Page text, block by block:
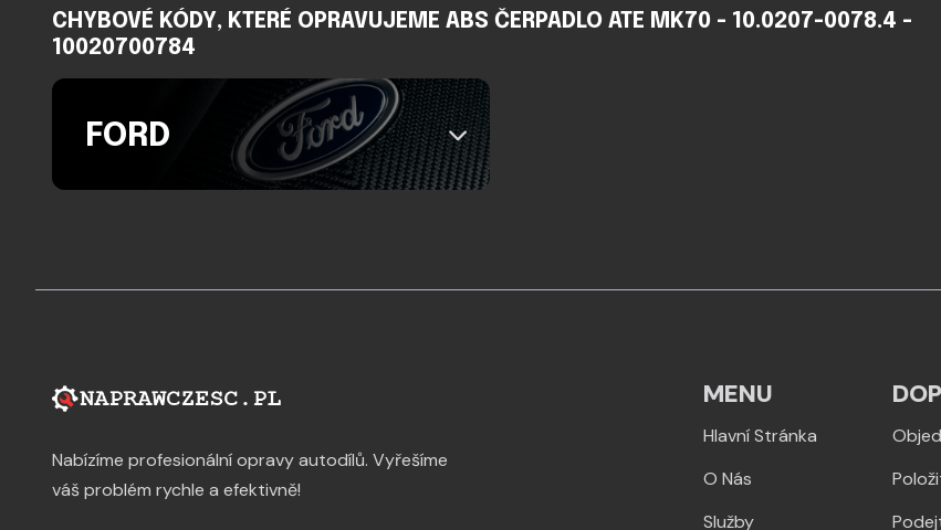
CHYBOVÉ KÓDY, KTERÉ OPRAVUJEME ABS ČERPADLO ATE MK70 - 10.0207-0078.4 -
10020700784
FORD
Nabízíme profesionální opravy autodílů. Vyřešíme
váš problém rychle a efektivně!
MENU
Hlavní Stránka
O Nás
Služby